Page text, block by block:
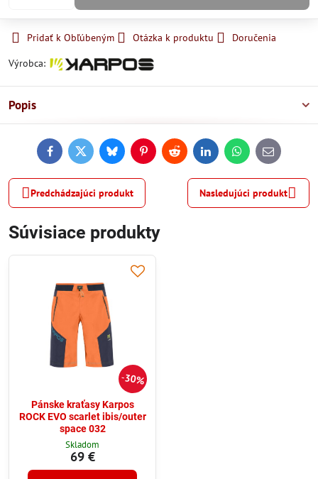
Pridať k Obľúbeným Otázka k produktu
Doručenia
Výrobca:
Popis
FacebookTwitterBlueskyPinterestReddit LinkedInWhatsApp
E-
mail
Predchádzajúci produkt Nasledujúci produkt
Súvisiace produkty
30%
Pánske kraťasy Karpos
ROCK EVO scarlet ibis/outer
space 032
Skladom
69 €